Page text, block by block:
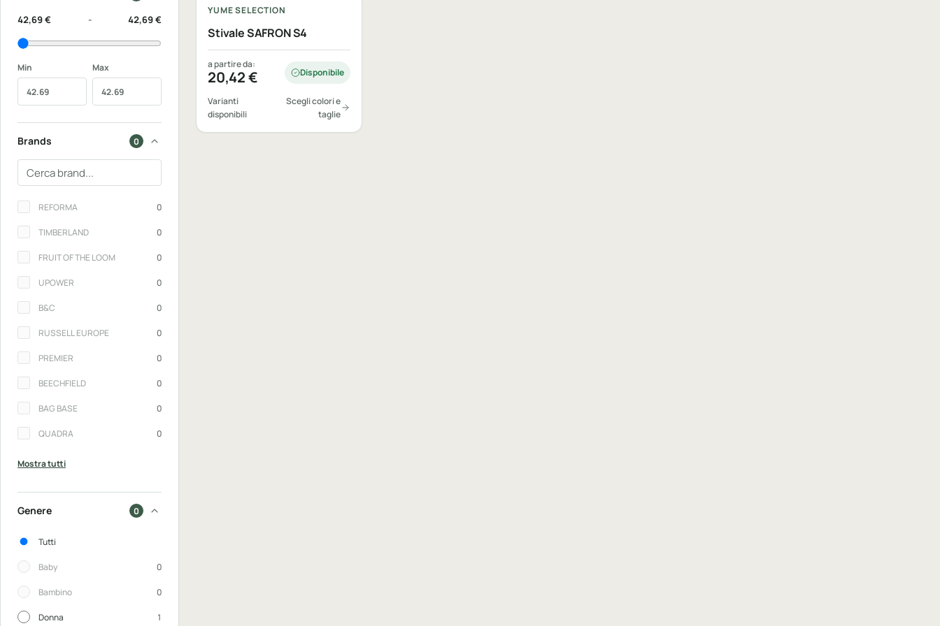
42,69 € - 42,69 €
Min Max
Brands 0
Cerca un brand
BrandsREFORMA 0
TIMBERLAND 0
FRUIT OF THE LOOM 0
UPOWER 0
B&C 0
RUSSELL EUROPE 0
PREMIER 0
BEECHFIELD 0
BAG BASE 0
QUADRA 0
Mostra tutti
Genere 0
Genere
Tutti
Baby 0
Bambino 0
Donna 1
YUME SELECTION
Stivale SAFRON S4
a partire da:
20,42€ Disponibile
Varianti
disponibili
Scegli colori e
taglie